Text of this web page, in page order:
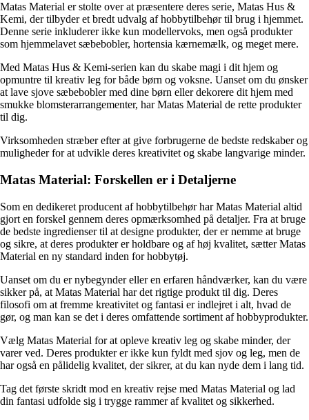
Matas Material er stolte over at præsentere deres serie, Matas Hus &
Kemi, der tilbyder et bredt udvalg af hobbytilbehør til brug i hjemmet.
Denne serie inkluderer ikke kun modellervoks, men også produkter
som hjemmelavet sæbebobler, hortensia kærnemælk, og meget mere.
Med Matas Hus & Kemi-serien kan du skabe magi i dit hjem og
opmuntre til kreativ leg for både børn og voksne. Uanset om du ønsker
at lave sjove sæbebobler med dine børn eller dekorere dit hjem med
smukke blomsterarrangementer, har Matas Material de rette produkter
til dig.
Virksomheden stræber efter at give forbrugerne de bedste redskaber og
muligheder for at udvikle deres kreativitet og skabe langvarige minder.
Matas Material: Forskellen er i Detaljerne
Som en dedikeret producent af hobbytilbehør har Matas Material altid
gjort en forskel gennem deres opmærksomhed på detaljer. Fra at bruge
de bedste ingredienser til at designe produkter, der er nemme at bruge
og sikre, at deres produkter er holdbare og af høj kvalitet, sætter Matas
Material en ny standard inden for hobbytøj.
Uanset om du er nybegynder eller en erfaren håndværker, kan du være
sikker på, at Matas Material har det rigtige produkt til dig. Deres
filosofi om at fremme kreativitet og fantasi er indlejret i alt, hvad de
gør, og man kan se det i deres omfattende sortiment af hobbyprodukter.
Vælg Matas Material for at opleve kreativ leg og skabe minder, der
varer ved. Deres produkter er ikke kun fyldt med sjov og leg, men de
har også en pålidelig kvalitet, der sikrer, at du kan nyde dem i lang tid.
Tag det første skridt mod en kreativ rejse med Matas Material og lad
din fantasi udfolde sig i trygge rammer af kvalitet og sikkerhed.